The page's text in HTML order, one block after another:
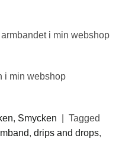
i min webshop
i min webshop
, Smycken
Tagged
, drips and drops,